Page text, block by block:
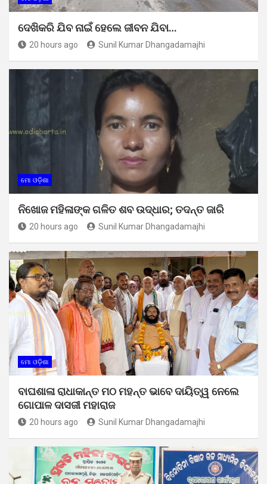
ଦେଖିକରି ଯିବ ନାଇଁ ହେଲେ ଜୀବନ ଯିବା…
20 hours ago Sunil Kumar Dhangadamajhi
ମୋ ଓଡ଼ିଶା
ନିଖୋଜ ମହିଳାଙ୍କ ଗଳିତ ଶବ ଉଦ୍ଧାର; ତଦନ୍ତ ଜାରି
20 hours ago Sunil Kumar Dhangadamajhi
ମୋ ଓଡ଼ିଶା
ବାଘଶାଳା ରାଧାକାନ୍ତ ମଠ ମହନ୍ତ ଭାବେ ଦାୟିତ୍ୱ ନେଲେ
ଗୋପାଳ ଦାସଜୀ ମହାରାଜ
20 hours ago Sunil Kumar Dhangadamajhi